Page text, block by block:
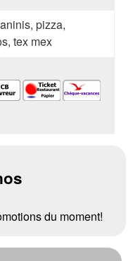
pizza,
tex mex
du moment!